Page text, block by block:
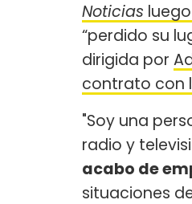
Noticias
“perdido su
dirigida por
contrato con
"Soy una
radio y
acabo de
situaciones